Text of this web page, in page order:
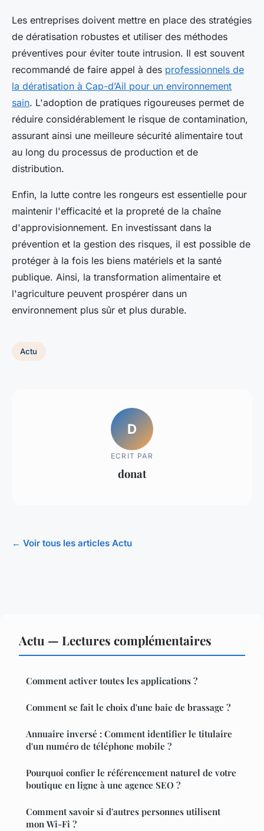
Les entreprises doivent mettre en place des stratégies
de dératisation robustes et utiliser des méthodes
préventives pour éviter toute intrusion. Il est souvent
recommandé de faire appel à des professionnels de
la dératisation à Cap-d’Ail pour un environnement
sain. L'adoption de pratiques rigoureuses permet de
réduire considérablement le risque de contamination,
assurant ainsi une meilleure sécurité alimentaire tout
au long du processus de production et de
distribution.
Enfin, la lutte contre les rongeurs est essentielle pour
maintenir l'efficacité et la propreté de la chaîne
d'approvisionnement. En investissant dans la
prévention et la gestion des risques, il est possible de
protéger à la fois les biens matériels et la santé
publique. Ainsi, la transformation alimentaire et
l'agriculture peuvent prospérer dans un
environnement plus sûr et plus durable.
Actu
D
ECRIT PAR
donat
← Voir tous les articles Actu
Actu — Lectures complémentaires
Comment activer toutes les applications ?
Comment se fait le choix d'une baie de brassage ?
Annuaire inversé : Comment identifier le titulaire
d'un numéro de téléphone mobile ?
Pourquoi confier le référencement naturel de votre
boutique en ligne à une agence SEO ?
Comment savoir si d'autres personnes utilisent
mon Wi-Fi ?